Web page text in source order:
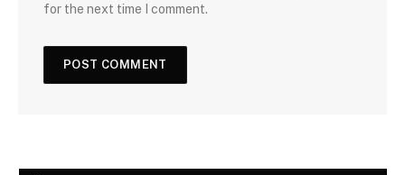
for the next time I comment.